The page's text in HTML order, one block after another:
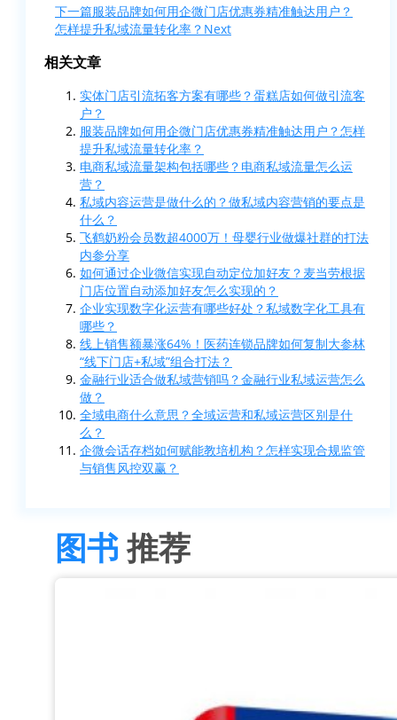
下一篇服装品牌如何用企微门店优惠券精准触达用户？
怎样提升私域流量转化率？ Next
相关文章
实体门店引流拓客方案有哪些？蛋糕店如何做引流客
户？
服装品牌如何用企微门店优惠券精准触达用户？怎样
提升私域流量转化率？
电商私域流量架构包括哪些？电商私域流量怎么运
营？
私域内容运营是做什么的？做私域内容营销的要点是
什么？
飞鹤奶粉会员数超4000万！母婴行业做爆社群的打法
内参分享
如何通过企业微信实现自动定位加好友？麦当劳根据
门店位置自动添加好友怎么实现的？
企业实现数字化运营有哪些好处？私域数字化工具有
哪些？
线上销售额暴涨64%！医药连锁品牌如何复制大参林
“线下门店+私域”组合打法？
金融行业适合做私域营销吗？金融行业私域运营怎么
做？
全域电商什么意思？全域运营和私域运营区别是什
么？
企微会话存档如何赋能教培机构？怎样实现合规监管
与销售风控双赢？
图书推荐